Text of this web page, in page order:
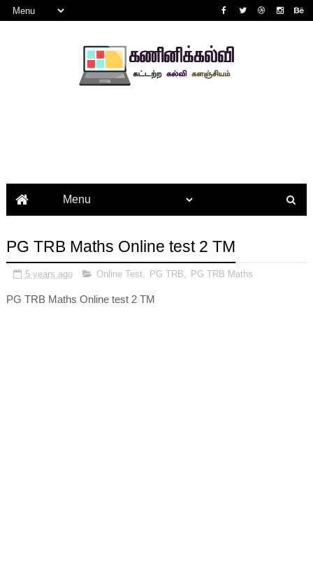
PG TRB Maths Online test 2 TM
5 years ago Online Test PG TRB PG TRB Maths
PG TRB Maths Online test 2 TM